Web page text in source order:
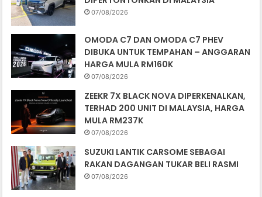
07/08/2026
OMODA C7 DAN OMODA C7 PHEV
DIBUKA UNTUK TEMPAHAN – ANGGARAN
HARGA MULA RM160K
07/08/2026
ZEEKR 7X BLACK NOVA DIPERKENALKAN,
TERHAD 200 UNIT DI MALAYSIA, HARGA
MULA RM237K
07/08/2026
SUZUKI LANTIK CARSOME SEBAGAI
RAKAN DAGANGAN TUKAR BELI RASMI
07/08/2026